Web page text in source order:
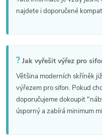
u
najdete i doporučené
? Jak vyřešit výřez pro
Většina moderních skříněk
výřezem pro sifon. Pokud
doporučujeme dokoupit
úsporný a zabírá minimum